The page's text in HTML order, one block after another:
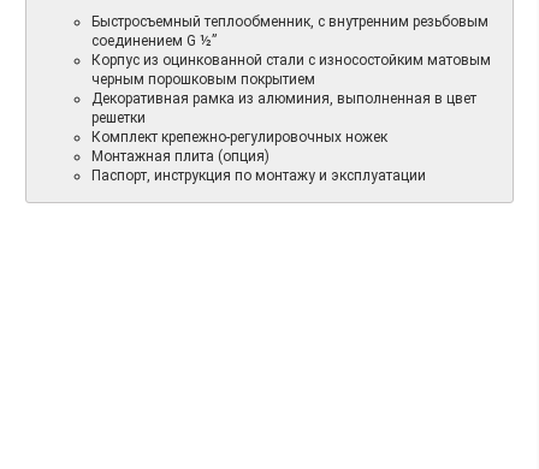
Быстросъемный теплообменник, с внутренним резьбовым
соединением G ½”
Корпус из оцинкованной стали с износостойким матовым
черным порошковым покрытием
Декоративная рамка из алюминия, выполненная в цвет
решетки
Комплект крепежно-регулировочных ножек
Монтажная плита (опция)
Паспорт, инструкция по монтажу и эксплуатации